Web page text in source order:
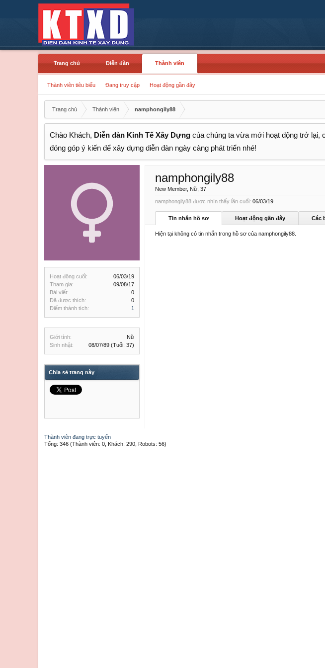
Trang chủ
Diễn đàn Thành viên
Thành viên tiêu biểu Đang truy cập Hoạt động gần đây
Trang chủ Thành viên namphongily88
Chào Khách, Diễn đàn Kinh Tế Xây Dựng của chúng ta vừa mới hoạt động trở lại,
đóng góp ý kiến để xây dựng diễn đàn ngày càng phát triển nhé!
Hoạt động cuối:
06/03/19
Tham gia:
09/08/17
Bài viết:
0
Đã được thích:
0
Điểm thành tích:
1
Giới tính:
Nữ
Sinh nhật:
08/07/89 (Tuổi: 37)
Chia sẻ trang này
namphongily88
New Member, Nữ, 37
namphongily88 được nhìn thấy lần cuối: 06/03/19
Tin nhắn hồ sơ Hoạt động gần đây Các
Hiện tại không có tin nhắn trong hồ sơ của namphongily88.
Thành viên đang trực tuyến
Tổng: 346 (Thành viên: 0, Khách: 290, Robots: 56)